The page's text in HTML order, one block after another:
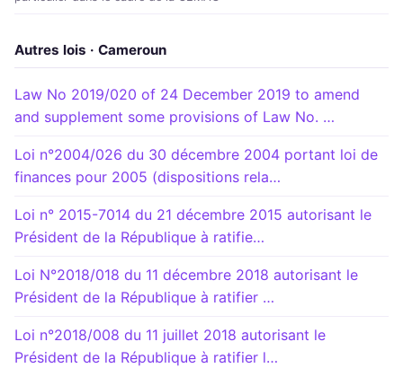
Autres lois · Cameroun
Law No 2019/020 of 24 December 2019 to amend
and supplement some provisions of Law No. …
Loi n°2004/026 du 30 décembre 2004 portant loi de
finances pour 2005 (dispositions rela…
Loi n° 2015-7014 du 21 décembre 2015 autorisant le
Président de la République à ratifie…
Loi N°2018/018 du 11 décembre 2018 autorisant le
Président de la République à ratifier …
Loi n°2018/008 du 11 juillet 2018 autorisant le
Président de la République à ratifier l…